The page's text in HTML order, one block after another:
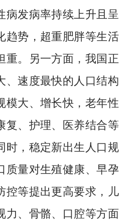
病发病率持续上升且呈
趋势，超重肥胖等生活
重。另一方面，我国正
、速度最快的人口结构
模大、增长快，老年性
复、护理、医养结合等
时，稳定新出生人口规
质量对生殖健康、早孕
控等提出更高要求，儿
力、骨骼、口腔等方面